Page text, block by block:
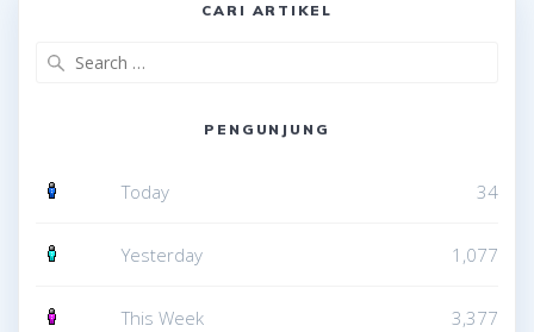
CARI ARTIKEL
PENGUNJUNG
Today 34
Yesterday 1,077
This Week 3,377